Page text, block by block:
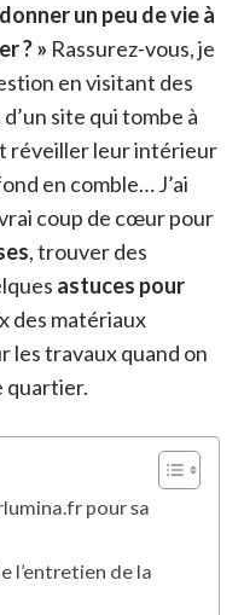
un peu de vie à
? » Rassurez-vous, je
en visitant des
site qui tombe à
réveiller leur intérieur
en comble… J’ai
coup de cœur pour
, trouver des
astuces pour
des matériaux
les travaux quand on
quartier.
pour sa
l’entretien de la